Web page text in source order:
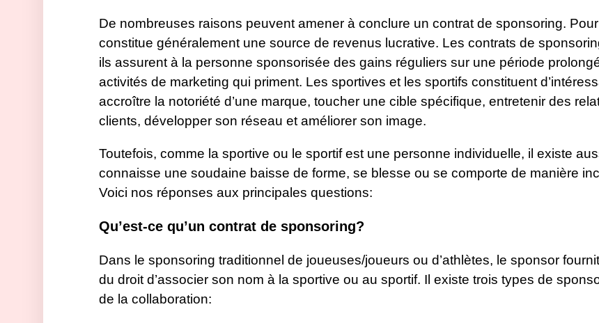
De nombreuses raisons peuvent amener à conclure un contrat de sponsoring.
constitue généralement une source de revenus lucrative. Les contrats de
ils assurent à la personne sponsorisée des gains réguliers sur une période
activités de marketing qui priment. Les sportives et les sportifs constituent
accroître la notoriété d’une marque, toucher une cible spécifique, entretenir des
clients, développer son réseau et améliorer son image.
Toutefois, comme la sportive ou le sportif est une personne individuelle, il existe
connaisse une soudaine baisse de forme, se blesse ou se comporte de manière
Voici nos réponses aux principales questions:
Qu’est-ce qu’un contrat de sponsoring?
Dans le sponsoring traditionnel de joueuses/joueurs ou d’athlètes, le sponsor
du droit d’associer son nom à la sportive ou au sportif. Il existe trois types de
de la collaboration: